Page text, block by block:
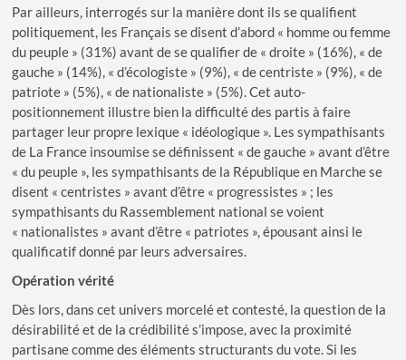
Par ailleurs, interrogés sur la manière dont ils se qualifient
politiquement, les Français se disent d’abord « homme ou femme
du peuple » (31%) avant de se qualifier de « droite » (16%), « de
gauche » (14%), « d’écologiste » (9%), « de centriste » (9%), « de
patriote » (5%), « de nationaliste » (5%). Cet auto-
positionnement illustre bien la difficulté des partis à faire
partager leur propre lexique « idéologique ». Les sympathisants
de La France insoumise se définissent « de gauche » avant d’être
« du peuple », les sympathisants de la République en Marche se
disent « centristes » avant d’être « progressistes » ; les
sympathisants du Rassemblement national se voient
« nationalistes » avant d’être « patriotes », épousant ainsi le
qualificatif donné par leurs adversaires.
Opération vérité
Dès lors, dans cet univers morcelé et contesté, la question de la
désirabilité et de la crédibilité s’impose, avec la proximité
partisane comme des éléments structurants du vote. Si les